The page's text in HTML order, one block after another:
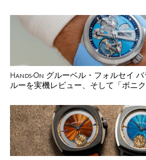
Hands-On グルーベル・フォルセイ
ルーを実機レビュー、そして「ボニ